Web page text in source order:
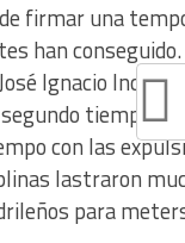
firmar una
han
Ignacio
tiempo
con las
lastraron
para